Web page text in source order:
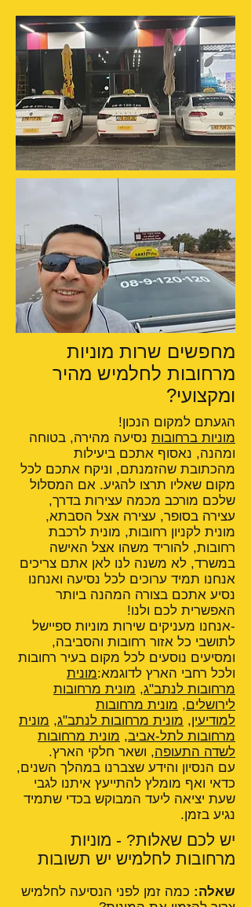
מחפשים שרות מוניות
מרחובות לחלמיש מהיר
ומקצועי?
הגעתם למקום הנכון!
מוניות ברחובות נסיעה מהירה, בטוחה
ומהנה, נאסוף אתכם ביעילות
מהכתובת שהזמנתם, וניקח אתכם לכל
מקום שאליו תרצו להגיע. אם המסלול
שלכם מורכב מכמה עצירות בדרך,
עצירה בסופר, עצירה אצל הסבתא,
מונית לקניון רחובות, מונית לרכבת
רחובות, להוריד משהו אצל האישה
במשרד, לא משנה לנו לאן אתם צריכים
אנחנו תמיד ערוכים לכל נסיעה ואנחנו
נסיע אתכם בצורה המהנה ביותר
האפשרית לכם ולנו!
-אנחנו מעניקים שירות מוניות ספיישל
לתושבי כל אזור רחובות והסביבה,
ומסיעים נוסעים לכל מקום בעיר רחובות
ולכל רחבי הארץ לדוגמא:מונית
מרחובות לנתב"ג, מונית מרחובות
לירושלים, מונית מרחובות
למודיעין, מונית מרחובות לנתב"ג, מונית
מרחובות לתל-אביב, מונית מרחובות
לשדה התעופה, ושאר חלקי הארץ.
עם הנסיון והידע שצברנו במהלך השנים,
כדאי ואף מומלץ להתייעץ איתנו לגבי
שעת יציאה ליעד המבוקש בכדי שתמיד
נגיע בזמן.
יש לכם שאלות? - מוניות
מרחובות לחלמיש יש תשובות
שאלה: כמה זמן לפני הנסיעה לחלמיש